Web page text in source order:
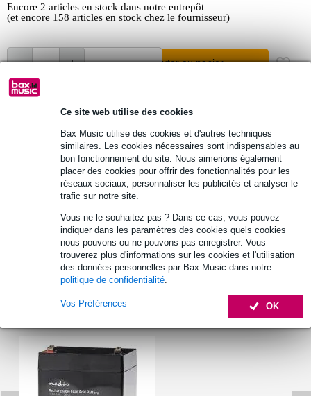
Ce site web utilise des cookies
Bax Music utilise des cookies et d'autres techniques
similaires. Les cookies nécessaires sont indispensables au
bon fonctionnement du site. Nous aimerions également
placer des cookies pour offrir des fonctionnalités pour les
réseaux sociaux, personnaliser les publicités et analyser le
trafic sur notre site.
Vous ne le souhaitez pas ? Dans ce cas, vous pouvez
indiquer dans les paramètres des cookies quels cookies
nous pouvons ou ne pouvons pas enregistrer. Vous
trouverez plus d'informations sur les cookies et l'utilisation
des données personnelles par Bax Music dans notre
politique de confidentialité
OK
Vos Préférences
Encore 2 articles en stock dans notre entrepôt
(et encore 158 articles en stock chez le fournisseur)
Ajouter au panier
Commande immédiate = livraison mardi
Retours gratuits
30 jours satisfait ou remboursé
Nedis BALA720012V
batterie rechargeable 12 V 7 200 mAh
Afficher toutes les caractéristiques du produit